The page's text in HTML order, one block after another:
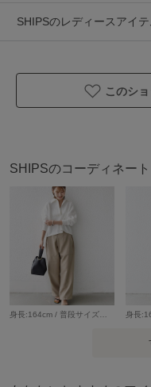
透け感：有
※【着丈】こちらの商品
おります。予めご留意く
※着用の際は、バッグや
引っ掛かりに十分にご注
※ザラザラとした肌触り
※撮影環境により商品の
ます。商品のお色味は、
SHIPSのレディースアイ
このシ
SHIPSのコーディネート